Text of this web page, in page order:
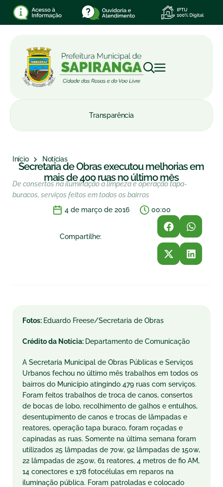
Transparência
Início Notícias
Secretaria de Obras executou melhorias em
mais de 400 ruas no último mês
De consertos na iluminação a limpeza e operação tapa-
buracos, serviços feitos em todos os bairros
4 de março de 2016
00:00
Compartilhe:
Fotos: Eduardo Freese/Secretaria de Obras
Crédito da Notícia: Departamento de Comunicação
A Secretaria Municipal de Obras Públicas e Serviços
Urbanos fechou no último mês trabalhos em todos os
bairros do Município atingindo 479 ruas com serviços.
Foram feitos trabalhos de troca de canos, consertos
de bocas de lobo, recolhimento de galhos e entulhos,
desentupimento de canos e trocas de lâmpadas e
reatores, operação tapa buraco, foram roçadas e
capinadas as ruas. Somente na última semana foram
utilizados 25 lâmpadas de 70w, 92 lâmpadas de 150w,
22 lâmpadas de 250w, 61 reatores, 4 metros de fio AM,
14 conectores e 178 fotocélulas em reparos na
iluminação pública. Foram patroladas e colocado